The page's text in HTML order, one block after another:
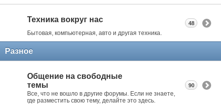
Техника вокруг нас
Бытовая, компьютерная, авто и другая техника.
48
Разное
Общение на свободные
темы
Все, что не вошло в другие форумы. Если не знаете,
где разместить свою тему, делайте это здесь.
90